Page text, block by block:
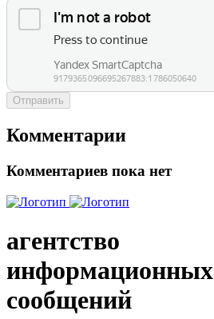
Отправить
Комментарии
Комментариев пока нет
агентство
информационных
сообщений